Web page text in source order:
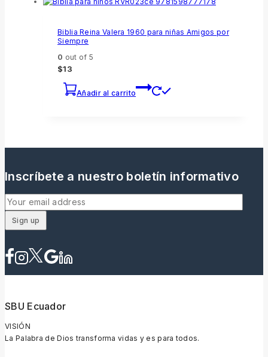
Biblia Reina Valera 1960 para niñas Amigos por
Siempre
0 out of 5
$13
Añadir al carrito
Inscríbete a nuestro boletín informativo
SBU Ecuador
VISIÓN
La Palabra de Dios transforma vidas y es para todos.